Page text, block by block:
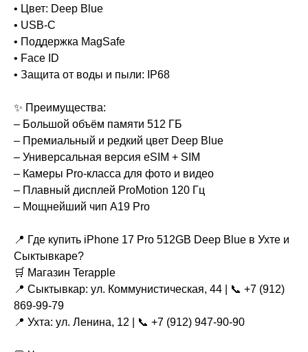
• Цвет: Deep Blue
• USB-C
• Поддержка MagSafe
• Face ID
• Защита от воды и пыли: IP68
✨ Преимущества:
– Большой объём памяти 512 ГБ
– Премиальный и редкий цвет Deep Blue
– Универсальная версия eSIM + SIM
– Камеры Pro-класса для фото и видео
– Плавный дисплей ProMotion 120 Гц
– Мощнейший чип A19 Pro
📍 Где купить iPhone 17 Pro 512GB Deep Blue в Ухте и
Сыктывкаре?
🛒 Магазин Terapple
📍 Сыктывкар: ул. Коммунистическая, 44 | 📞 +7 (912)
869-99-79
📍 Ухта: ул. Ленина, 12 | 📞 +7 (912) 947-90-90